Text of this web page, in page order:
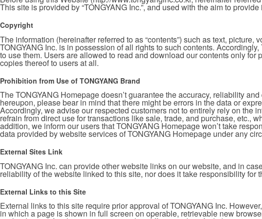
This site is provided by “TONGYANG Inc.”, and used with the aim to
Copyright
The information (hereinafter referred to as “contents”) such as text,
TONGYANG Inc. is in possession of all rights to such contents.
to use them. Users are allowed to read and download our contents only
copies thereof to users at all.
Prohibition from Use of TONGYANG Brand
The TONGYANG Homepage doesn’t guarantee the accuracy, reliability
hereupon, please bear in mind that there might be errors in the data or
Accordingly, we advise our respected customers not to entirely rely on the
refrain from direct use for transactions like sale, trade, and purchase, etc.,
addition, we inform our users that TONGYANG Homepage won’t take
data provided by website services of TONGYANG Homepage under any
External Sites Link
TONGYANG Inc. can provide other website links on our website, and in
reliability of the website linked to this site, nor does it take responsibility for
External Links to this Site
External links to this site require prior approval of TONGYANG Inc.
in which a page is shown in full screen on operable, retrievable new